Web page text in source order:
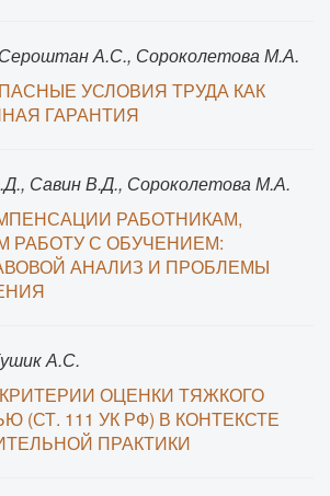
А.С., Сороколетова М.А.
УСЛОВИЯ ТРУДА КАК
ГАРАНТИЯ
Савин В.Д., Сороколетова М.А.
РАБОТНИКАМ,
С ОБУЧЕНИЕМ:
АНАЛИЗ И ПРОБЛЕМЫ
А.С.
ОЦЕНКИ ТЯЖКОГО
(СТ. 111 УК РФ) В КОНТЕКСТЕ
ПРАКТИКИ